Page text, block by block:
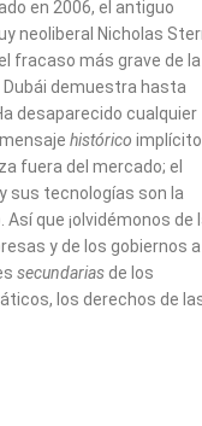
en 2006, el antiguo
neoliberal Nicholas
fracaso más grave de la
Dubái demuestra hasta
desaparecido cualquier
histórico
fuera del mercado; el
sus tecnologías son la
que ¡olvidémonos de
y de los gobiernos
secundarias de los
los derechos de